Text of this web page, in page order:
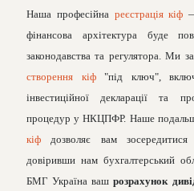
Наша професійна реєстрація кіф
фінансова архітектура буде
законодавства та регулятора. Ми
створення кіф"під ключ",
інвестиційної декларації та
процедур у НКЦПФР. Наше
кіф дозволяє вам
довіривши нам бухгалтерський
БМГ Україна вашрозрахунок